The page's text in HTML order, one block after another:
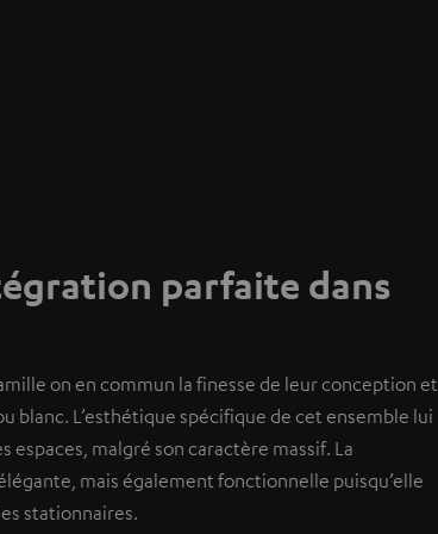
parfaite dans
on en commun la finesse de leur conception et
blanc. L’esthétique spécifique de cet ensemble lui
espaces, malgré son caractère massif. La
mais également fonctionnelle puisqu’elle
stationnaires.